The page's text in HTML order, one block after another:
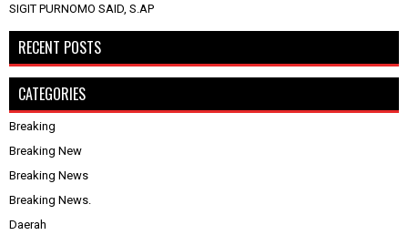
SIGIT PURNOMO SAID, S.AP
RECENT POSTS
CATEGORIES
Breaking
Breaking New
Breaking News
Breaking News.
Daerah